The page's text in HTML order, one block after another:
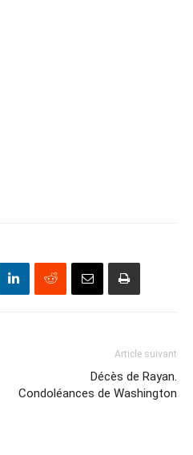
Article suivant
Décès de Rayan.
Condoléances de Washington